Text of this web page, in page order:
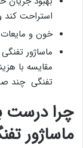
استراحت کند
خون و
ماساژور
مقایسه با
تفنگی چند
چرا درست
ماساژور